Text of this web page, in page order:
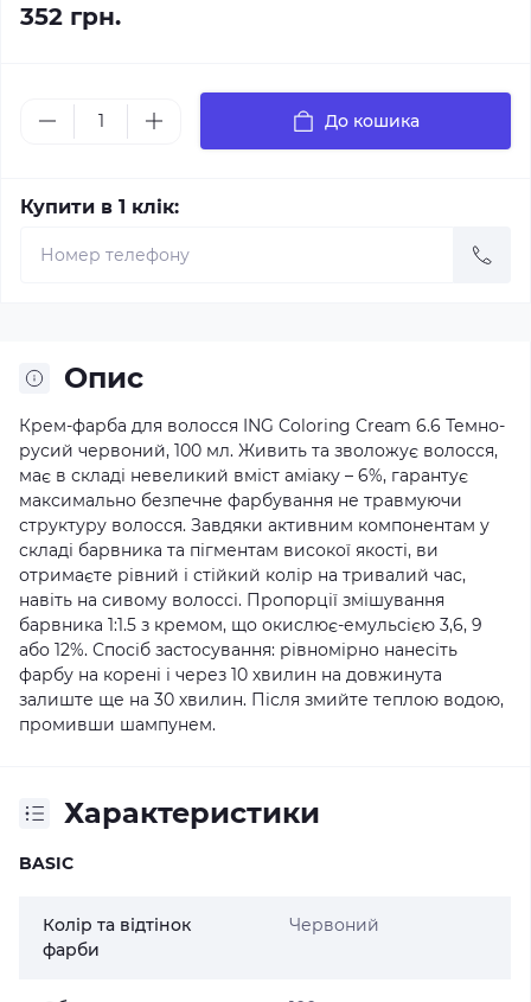
352 грн.
До кошика
Купити в 1 клік:
Опис
Крем-фарба для волосся ING Coloring Cream 6.6 Темно-
русий червоний, 100 мл. Живить та зволожує волосся,
має в складі невеликий вміст аміаку – 6%, гарантує
максимально безпечне фарбування не травмуючи
структуру волосся. Завдяки активним компонентам у
складі барвника та пігментам високої якості, ви
отримаєте рівний і стійкий колір на тривалий час,
навіть на сивому волоссі. Пропорції змішування
барвника 1:1.5 з кремом, що окислює-емульсією 3,6, 9
або 12%. Спосіб застосування: рівномірно нанесіть
фарбу на корені і через 10 хвилин на довжинута
залиште ще на 30 хвилин. Після змийте теплою водою,
промивши шампунем.
Характеристики
BASIC
Колір та відтінок
фарби
Червоний